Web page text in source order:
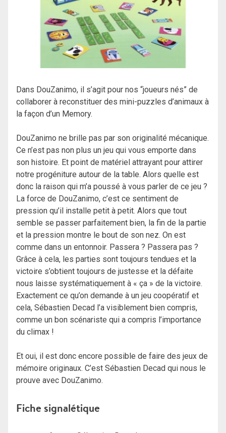
Dans DouZanimo, il s’agit pour nos “joueurs nés” de
collaborer à reconstituer des mini-puzzles d’animaux à
la façon d’un Memory.
DouZanimo ne brille pas par son originalité mécanique.
Ce n’est pas non plus un jeu qui vous emporte dans
son histoire. Et point de matériel attrayant pour attirer
notre progéniture autour de la table. Alors quelle est
donc la raison qui m’a poussé à vous parler de ce jeu ?
La force de DouZanimo, c’est ce sentiment de
pression qu’il installe petit à petit. Alors que tout
semble se passer parfaitement bien, la fin de la partie
et la pression montre le bout de son nez. On est
comme dans un entonnoir. Passera ? Passera pas ?
Grâce à cela, les parties sont toujours tendues et la
victoire s’obtient toujours de justesse et la défaite
nous laisse systématiquement à « ça » de la victoire.
Exactement ce qu’on demande à un jeu coopératif et
cela, Sébastien Decad l’a visiblement bien compris,
comme un bon scénariste qui a compris l’importance
du climax !
Et oui, il est donc encore possible de faire des jeux de
mémoire originaux. C’est Sébastien Decad qui nous le
prouve avec DouZanimo.
Fiche signalétique